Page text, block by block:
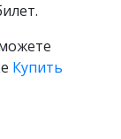
Купить